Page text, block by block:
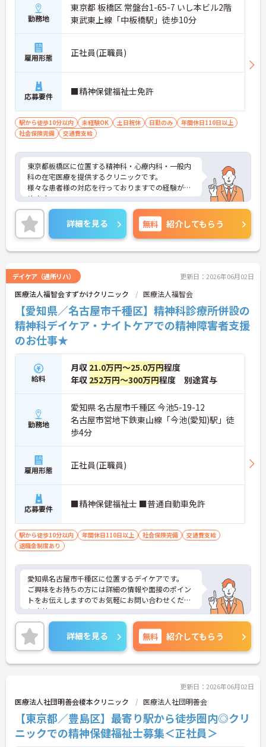
勤務地
東京都 板橋区 常盤台1-65-7 いし本ビル2階
東武東上線「中板橋駅」徒歩10分
雇用形態 正社員(正職員)
応募要件 ■精神保健福祉士免許
駅から徒歩10分以内 未経験OK 土日祝休 日勤のみ
年間休日110日以上
社会保険完備
交通費支給
東京都板橋区に位置する精神科・心療内科・一般内
科の在宅医療を提供するクリニックです。
様々な患者様の対応を行っておりますでの経験がつ
めます。
月・日・祝がお休みですので、プライベートとの両
立もしやすい環境です。
ご興味のある方は是非お気軽にお問い合わせくださ
い。
詳細を見る 無料 紹介してもらう
デイケア（通所リハ） 更新日：2026年06月02日
医療法人福智会すずかけクリニック 医療法人福智会
【愛知県／名古屋市千種区】精神科診療所併設の
精神科デイケア・ナイトケアでの精神障害者支援
のお仕事★
給料
月収 21.0万円～25.0万円程度
年収 252万円～300万円程度 別途賞与
勤務地
愛知県 名古屋市千種区 今池5-19-12
名古屋市営地下鉄東山線「今池(愛知)駅」徒
歩4分
雇用形態 正社員(正職員)
応募要件 ■精神保健福祉士 ■普通自動車免許
駅から徒歩10分以内 年間休日110日以上 社会保険完備
交通費支給
退職金制度あり
愛知県名古屋市千種区に位置するデイケアです。
ご興味をお持ちの方には詳細の情報や面接のポイン
トをお伝えしますのでお気軽にお問い合わせくださ
いませ。
詳細を見る 無料 紹介してもらう
更新日：2026年06月02日
医療法人社団明善会榎本クリニック 医療法人社団明善会
【東京都／豊島区】最寄り駅から徒歩圏内◎クリ
ニックでの精神保健福祉士募集＜正社員＞